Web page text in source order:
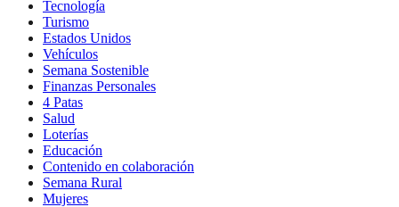
Tecnología
Turismo
Estados Unidos
Vehículos
Semana Sostenible
Finanzas Personales
4 Patas
Salud
Loterías
Educación
Contenido en colaboración
Semana Rural
Mujeres